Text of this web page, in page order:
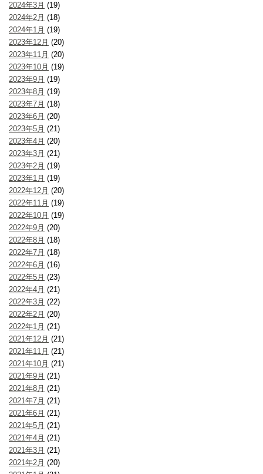
2024年3月 (19)
2024年2月 (18)
2024年1月 (19)
2023年12月 (20)
2023年11月 (20)
2023年10月 (19)
2023年9月 (19)
2023年8月 (19)
2023年7月 (18)
2023年6月 (20)
2023年5月 (21)
2023年4月 (20)
2023年3月 (21)
2023年2月 (19)
2023年1月 (19)
2022年12月 (20)
2022年11月 (19)
2022年10月 (19)
2022年9月 (20)
2022年8月 (18)
2022年7月 (18)
2022年6月 (16)
2022年5月 (23)
2022年4月 (21)
2022年3月 (22)
2022年2月 (20)
2022年1月 (21)
2021年12月 (21)
2021年11月 (21)
2021年10月 (21)
2021年9月 (21)
2021年8月 (21)
2021年7月 (21)
2021年6月 (21)
2021年5月 (21)
2021年4月 (21)
2021年3月 (21)
2021年2月 (20)